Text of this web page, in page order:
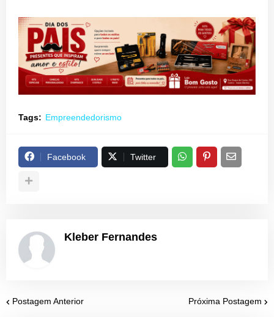
Tags: Empreendedorismo
Facebook Twitter
Kleber Fernandes
Postagem Anterior Próxima Postagem